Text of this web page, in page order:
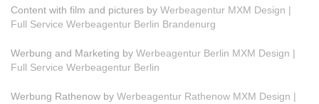
Content with film and pictures by Werbeagentur MXM Design |
Full Service Werbeagentur Berlin Brandenurg
Werbung and Marketing by Werbeagentur Berlin MXM Design |
Full Service Werbeagentur Berlin
Werbung Rathenow by Werbeagentur Rathenow MXM Design |